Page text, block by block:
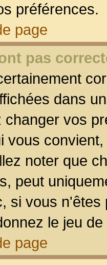
préférences.
page
pas
dans
vos
vous
noter que
peut
si vous
le jeu
page